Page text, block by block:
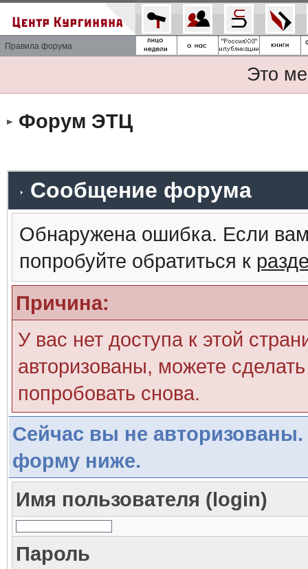
Правила форума
Это
Форум ЭТЦ
Сообщение форума
Обнаружена ошибка. Если
попробуйте обратиться к
Причина:
У вас нет доступа к этой
авторизованы, можете
попробовать снова.
Сейчас вы не авторизованы.
форму ниже.
Имя пользователя (login)
Пароль